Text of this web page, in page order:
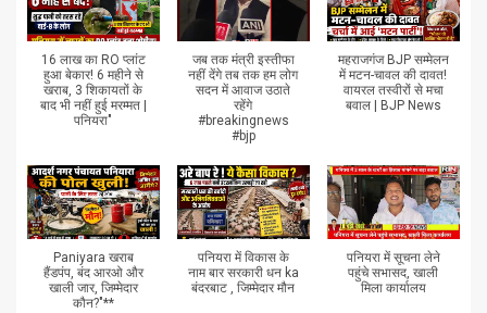
16 लाख का RO प्लांट
हुआ बेकार! 6 महीने से
खराब, 3 शिकायतों के
बाद भी नहीं हुई मरम्मत |
पनियरा"
जब तक मंत्री इस्तीफा
नहीं देंगे तब तक हम लोग
सदन में आवाज उठाते
रहेंगे
#breakingnews
#bjp
महराजगंज BJP सम्मेलन
में मटन-चावल की दावत!
वायरल तस्वीरों से मचा
बवाल | BJP News
Paniyara खराब
हैंडपंप, बंद आरओ और
खाली जार, जिम्मेदार
कौन?"**
पनियरा में विकास के
नाम बार सरकारी धन ka
बंदरबाट , जिम्मेदार मौन
पनियरा में सूचना लेने
पहुंचे सभासद, खाली
मिला कार्यालय